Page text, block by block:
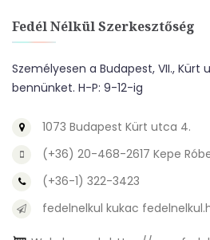
Fedél Nélkül Szerkesztőség
Személyesen a Budapest, VII., Kürt
bennünket. H-P: 9-12-ig
1073 Budapest Kürt utca 4.
(+36) 20-468-2617 Kepe
(+36-1) 322-3423
fedelnelkul kukac